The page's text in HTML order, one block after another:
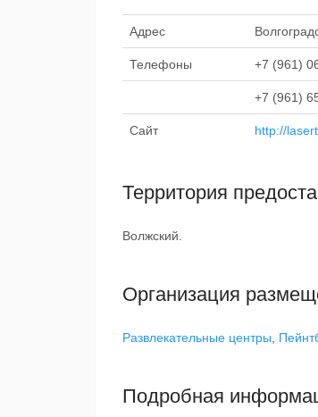
Адрес
Телефоны +7 (961)
+7 (961)
Сайт http://
Территория
Волжский.
Организация
Развлекательные центры
Подробная